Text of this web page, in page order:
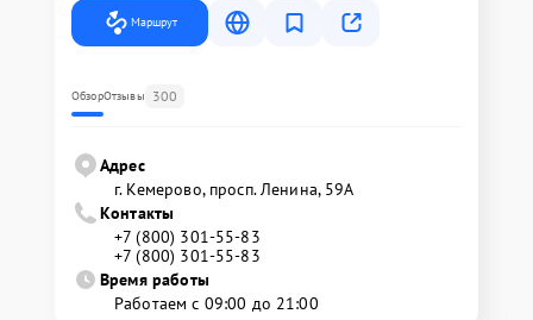
Маршрут
ОбзорОтзывы 300
Адрес
г. Кемерово, просп. Ленина, 59А
Контакты
+7 (800) 301-55-83
+7 (800) 301-55-83
Время работы
Работаем с 09:00 до 21:00